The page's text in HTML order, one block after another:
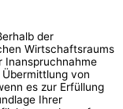
der
Wirtschaftsraums
Inanspruchnahme
von
es zur Erfüllung
Ihrer